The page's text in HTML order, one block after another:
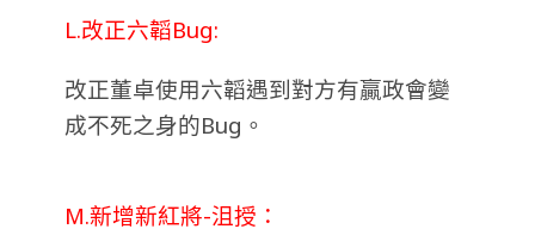
L.改正六韜Bug:
改正董卓使用六韜遇到對方有贏政會變
成不死之身的Bug。
M.新增新紅將-沮授：